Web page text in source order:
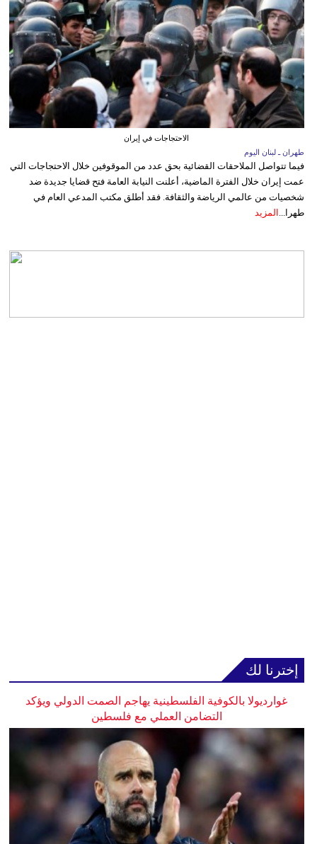
الاحتجاجات في إيران
طهران ـ لبنان اليوم
فيما تتواصل الملاحقات القضائية بحق عدد من الموقوفين خلال الاحتجاجات التي
عمت إيران خلال الفترة الماضية، أعلنت النيابة العامة فتح قضايا جديدة ضد
شخصيات من عالمي الرياضة والثقافة. فقد أطلق مكتب المدعي العام في
طهرا... المزيد
إخترنا لك
غوارديولا بالكوفية الفلسطينية يهاجم الصمت الدولي ويؤكد
التضامن العملي مع فلسطين